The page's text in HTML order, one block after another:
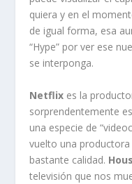
quiera y en el
de igual forma, esa
“Hype” por ver ese
se interponga.
Netflix es la
sorprendentemente
una especie de
vuelto una
bastante calidad.
televisión que nos